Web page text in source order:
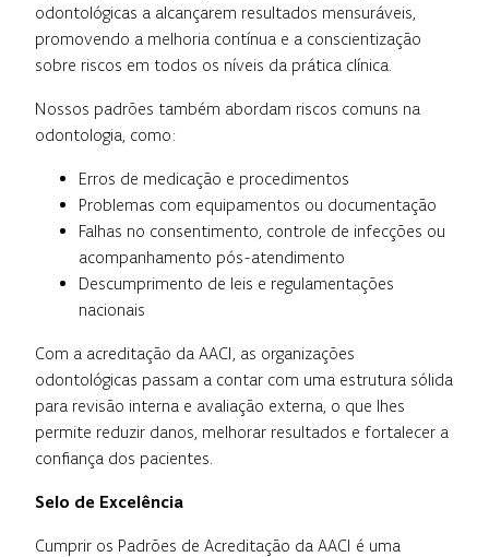
odontológicas a alcançarem resultados mensuráveis,
promovendo a melhoria contínua e a conscientização
sobre riscos em todos os níveis da prática clínica.
Nossos padrões também abordam riscos comuns na
odontologia, como:
Erros de medicação e procedimentos
Problemas com equipamentos ou documentação
Falhas no consentimento, controle de infecções ou
acompanhamento pós-atendimento
Descumprimento de leis e regulamentações
nacionais
Com a acreditação da AACI, as organizações
odontológicas passam a contar com uma estrutura sólida
para revisão interna e avaliação externa, o que lhes
permite reduzir danos, melhorar resultados e fortalecer a
confiança dos pacientes.
Selo de Excelência
Cumprir os Padrões de Acreditação da AACI é uma